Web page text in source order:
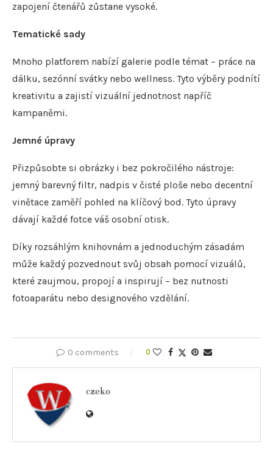
zapojení čtenářů zůstane vysoké.
Tematické sady
Mnoho platforem nabízí galerie podle témat – práce na
dálku, sezónní svátky nebo wellness. Tyto výběry podnítí
kreativitu a zajistí vizuální jednotnost napříč
kampaněmi.
Jemné úpravy
Přizpůsobte si obrázky i bez pokročilého nástroje:
jemný barevný filtr, nadpis v čisté ploše nebo decentní
vinětace zaměří pohled na klíčový bod. Tyto úpravy
dávají každé fotce váš osobní otisk.
Díky rozsáhlým knihovnám a jednoduchým zásadám
může každý pozvednout svůj obsah pomocí vizuálů,
které zaujmou, propojí a inspirují – bez nutnosti
fotoaparátu nebo designového vzdělání.
0 comments 0
czeko